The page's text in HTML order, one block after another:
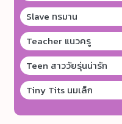
Slave ทรมาน
Teacher แนวครู
Teen สาววัยรุ่นน่ารัก
Tiny Tits นมเล็ก